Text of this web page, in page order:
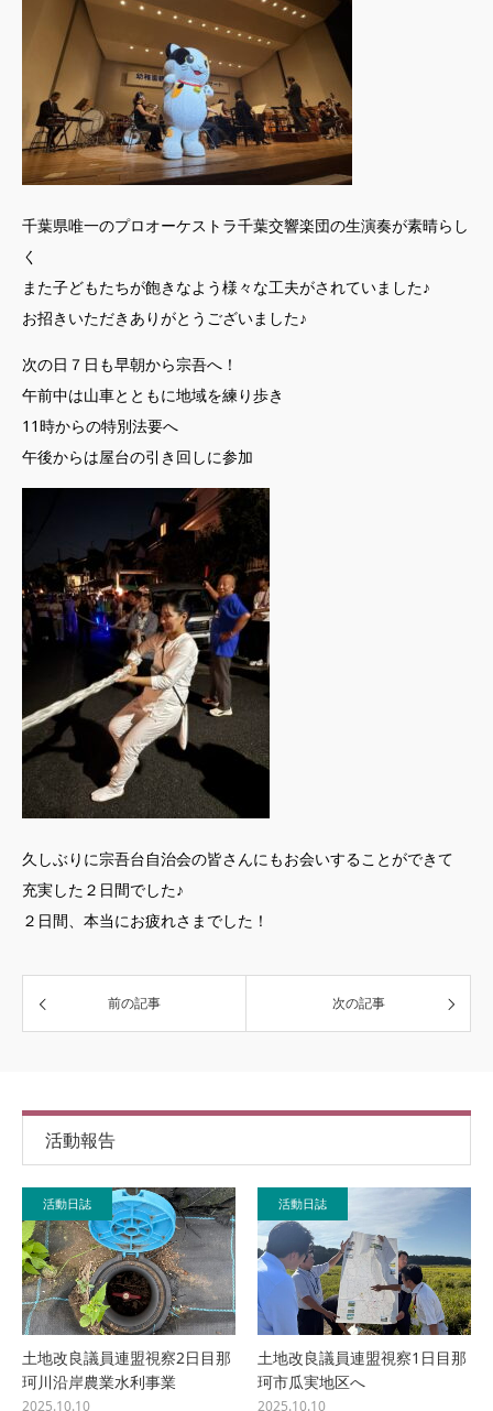
千葉県唯一のプロオーケストラ千葉交響楽団の生演奏が素晴らし
く
また子どもたちが飽きなよう様々な工夫がされていました♪
お招きいただきありがとうございました♪
次の日７日も早朝から宗吾へ！
午前中は山車とともに地域を練り歩き
11時からの特別法要へ
午後からは屋台の引き回しに参加
久しぶりに宗吾台自治会の皆さんにもお会いすることができて
充実した２日間でした♪
２日間、本当にお疲れさまでした！
前の記事 次の記事
活動報告
活動日誌
土地改良議員連盟視察2日目那
珂川沿岸農業水利事業
2025.10.10
活動日誌
土地改良議員連盟視察1日目那
珂市瓜実地区へ
2025.10.10